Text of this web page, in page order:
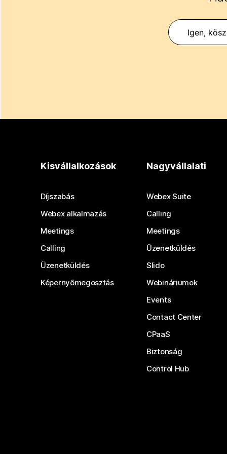
Igen,
Kisvállalkozások
Díjszabás
Webex alkalmazás
Meetings
Calling
Üzenetküldés
Képernyőmegosztás
Nagyvállalati
Webex Suite
Calling
Meetings
Üzenetküldés
Slido
Webináriumok
Events
Contact Center
CPaaS
Biztonság
Control Hub